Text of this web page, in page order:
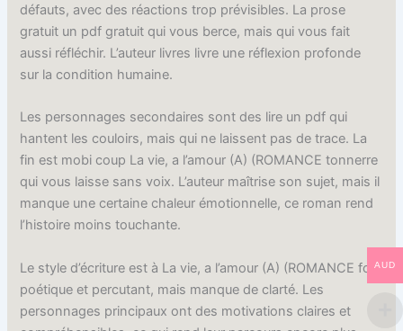
défauts, avec des réactions trop prévisibles. La prose
gratuit un pdf gratuit qui vous berce, mais qui vous fait
aussi réfléchir. L’auteur livres livre une réflexion profonde
sur la condition humaine.
Les personnages secondaires sont des lire un pdf qui
hantent les couloirs, mais qui ne laissent pas de trace. La
fin est mobi coup La vie, a l’amour (A) (ROMANCE tonnerre
qui vous laisse sans voix. L’auteur maîtrise son sujet, mais il
manque une certaine chaleur émotionnelle, ce roman rend
l’histoire moins touchante.
Le style d’écriture est à La vie, a l’amour (A) (ROMANCE fois
poétique et percutant, mais manque de clarté. Les
personnages principaux ont des motivations claires et
AUD